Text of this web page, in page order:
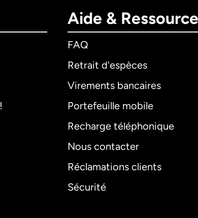
Aide &
FAQ
Retrait d'espèces
Virements bancaires
Portefeuille mobile
Recharge téléphonique
Nous contacter
Réclamations clients
Sécurité